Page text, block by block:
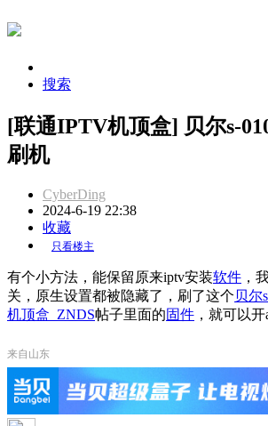
搜索
[联通IPTV机顶盒] 贝尔s-
刷机
CyberDing
2024-6-19 22:38
收藏
只看楼主
有个小方法，能保留原来iptv安装软件 ，
关，原生设置都被隐藏了，刷了这个贝尔
机顶盒_ZNDS帖子里面的固件 ，就可以
来自山东